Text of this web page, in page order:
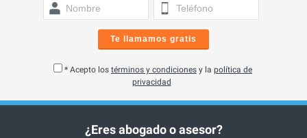
Te llamamos gratis
* Acepto los términos y condiciones y la política de
privacidad
¿Eres abogado o asesor?